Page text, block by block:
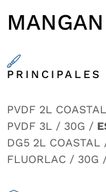
PVDF 2L
PVDF 3L / 30G /
DG5 2L
FLUORLAC / 30G